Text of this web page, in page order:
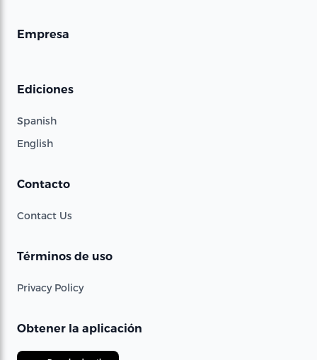
Empresa
Ediciones
Spanish
English
Contacto
Contact Us
Términos de uso
Privacy Policy
Obtener la aplicación